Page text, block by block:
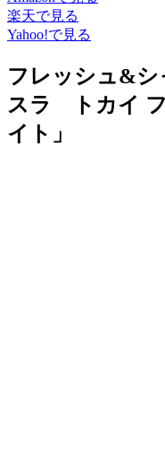
楽天で見る
Yahoo!で見る
フレッシュ&シ
スラ トカイ
イト」